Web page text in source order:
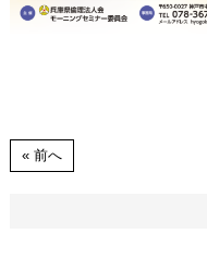
« 前へ